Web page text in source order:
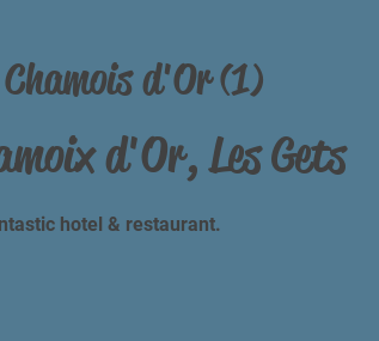
d'Or (1)
d'Or, Les Gets
hotel & restaurant.